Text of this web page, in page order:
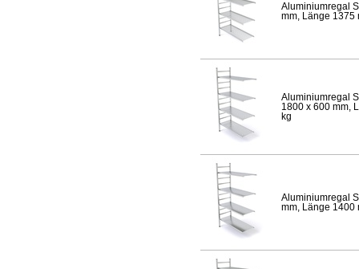
Aluminiumregal
mm, Länge 1375
Aluminiumregal
1800 x 600 mm,
kg
Aluminiumregal
mm, Länge 1400